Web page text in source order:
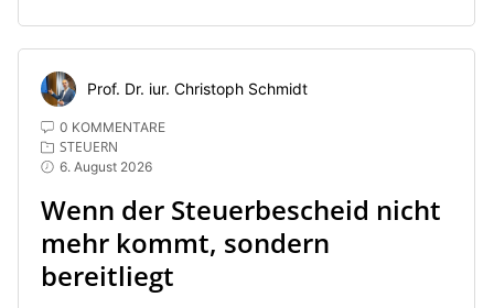
Prof. Dr. iur. Christoph Schmidt
0 KOMMENTARE
STEUERN
6. August 2026
Wenn der Steuerbescheid nicht
mehr kommt, sondern
bereitliegt